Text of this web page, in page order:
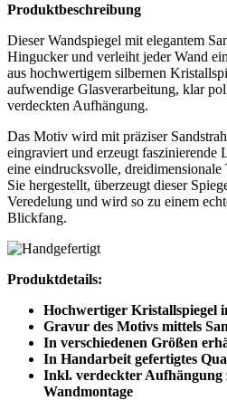
Produktbeschreibung
Dieser Wandspiegel mit elegantem
Hingucker und verleiht jeder Wand
aus hochwertigem silbernen
aufwendige Glasverarbeitung, klar
verdeckten Aufhängung.
Das Motiv wird mit präziser
eingraviert und erzeugt faszinierende
eine eindrucksvolle,
Sie hergestellt, überzeugt dieser
Veredelung und wird so zu einem
Blickfang.
Produktdetails:
Hochwertiger Kristallspiegel
Gravur des Motivs mittels
In verschiedenen Größen
In Handarbeit gefertigtes
Inkl. verdeckter Aufhängung
Wandmontage